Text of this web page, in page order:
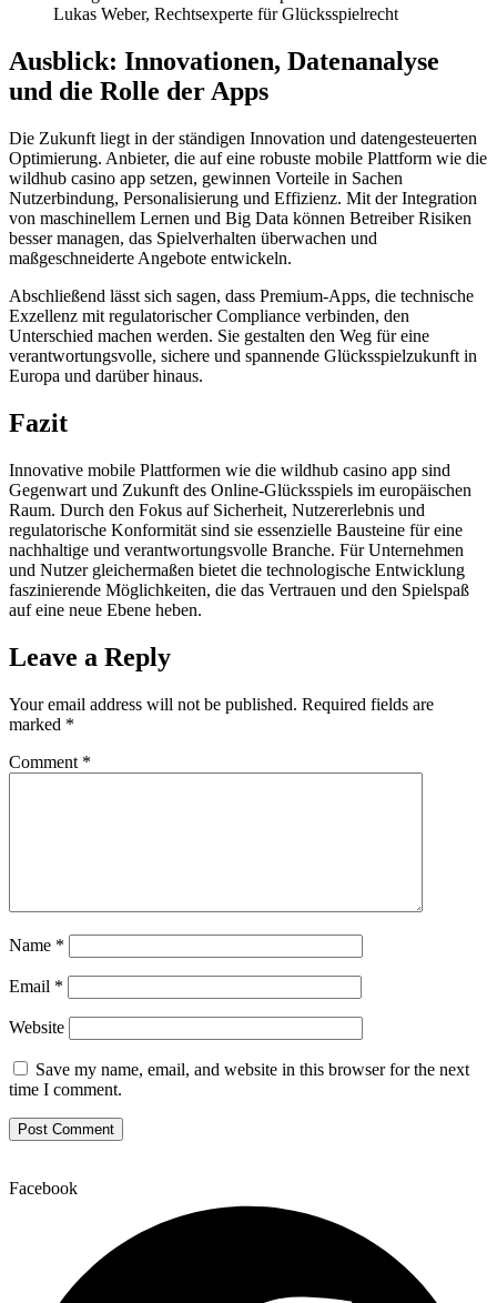
Lukas Weber, Rechtsexperte für Glücksspielrecht
Ausblick: Innovationen, Datenanalyse
und die Rolle der Apps
Die Zukunft liegt in der ständigen Innovation und datengesteuerten
Optimierung. Anbieter, die auf eine robuste mobile Plattform wie die
wildhub casino app setzen, gewinnen Vorteile in Sachen
Nutzerbindung, Personalisierung und Effizienz. Mit der Integration
von maschinellem Lernen und Big Data können Betreiber Risiken
besser managen, das Spielverhalten überwachen und
maßgeschneiderte Angebote entwickeln.
Abschließend lässt sich sagen, dass Premium-Apps, die technische
Exzellenz mit regulatorischer Compliance verbinden, den
Unterschied machen werden. Sie gestalten den Weg für eine
verantwortungsvolle, sichere und spannende Glücksspielzukunft in
Europa und darüber hinaus.
Fazit
Innovative mobile Plattformen wie die wildhub casino app sind
Gegenwart und Zukunft des Online-Glücksspiels im europäischen
Raum. Durch den Fokus auf Sicherheit, Nutzererlebnis und
regulatorische Konformität sind sie essenzielle Bausteine für eine
nachhaltige und verantwortungsvolle Branche. Für Unternehmen
und Nutzer gleichermaßen bietet die technologische Entwicklung
faszinierende Möglichkeiten, die das Vertrauen und den Spielspaß
auf eine neue Ebene heben.
Leave a Reply
Your email address will not be published. Required fields are
marked *
Comment *
Name *
Email *
Website
Save my name, email, and website in this browser for the next
time I comment.
Facebook